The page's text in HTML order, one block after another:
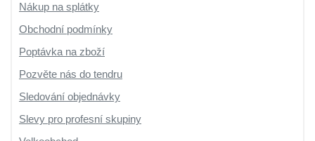
Nákup na splátky
Obchodní podmínky
Poptávka na zboží
Pozvěte nás do tendru
Sledování objednávky
Slevy pro profesní skupiny